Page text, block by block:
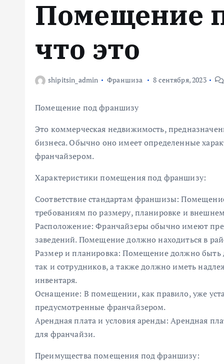
Помещение
что это
shipitsin_admin Франшиза 8 сентября, 2023
Помещение под франшизу
Это коммерческая недвижимость,
бизнеса. Обычно оно имеет определенные
франчайзером.
Характеристики помещения под франшизу:
Соответствие стандартам франшизы:
требованиям по размеру, планировке и
Расположение: Франчайзеры обычно имеют
заведений. Помещение должно находиться в
Размер и планировка: Помещение должно быть
так и сотрудников, а также должно иметь
инвентаря.
Оснащение: В помещении, как правило, уже
предусмотренные франчайзером.
Арендная плата и условия аренды: Арендная
для франчайзи.
Преимущества помещения под франшизу: